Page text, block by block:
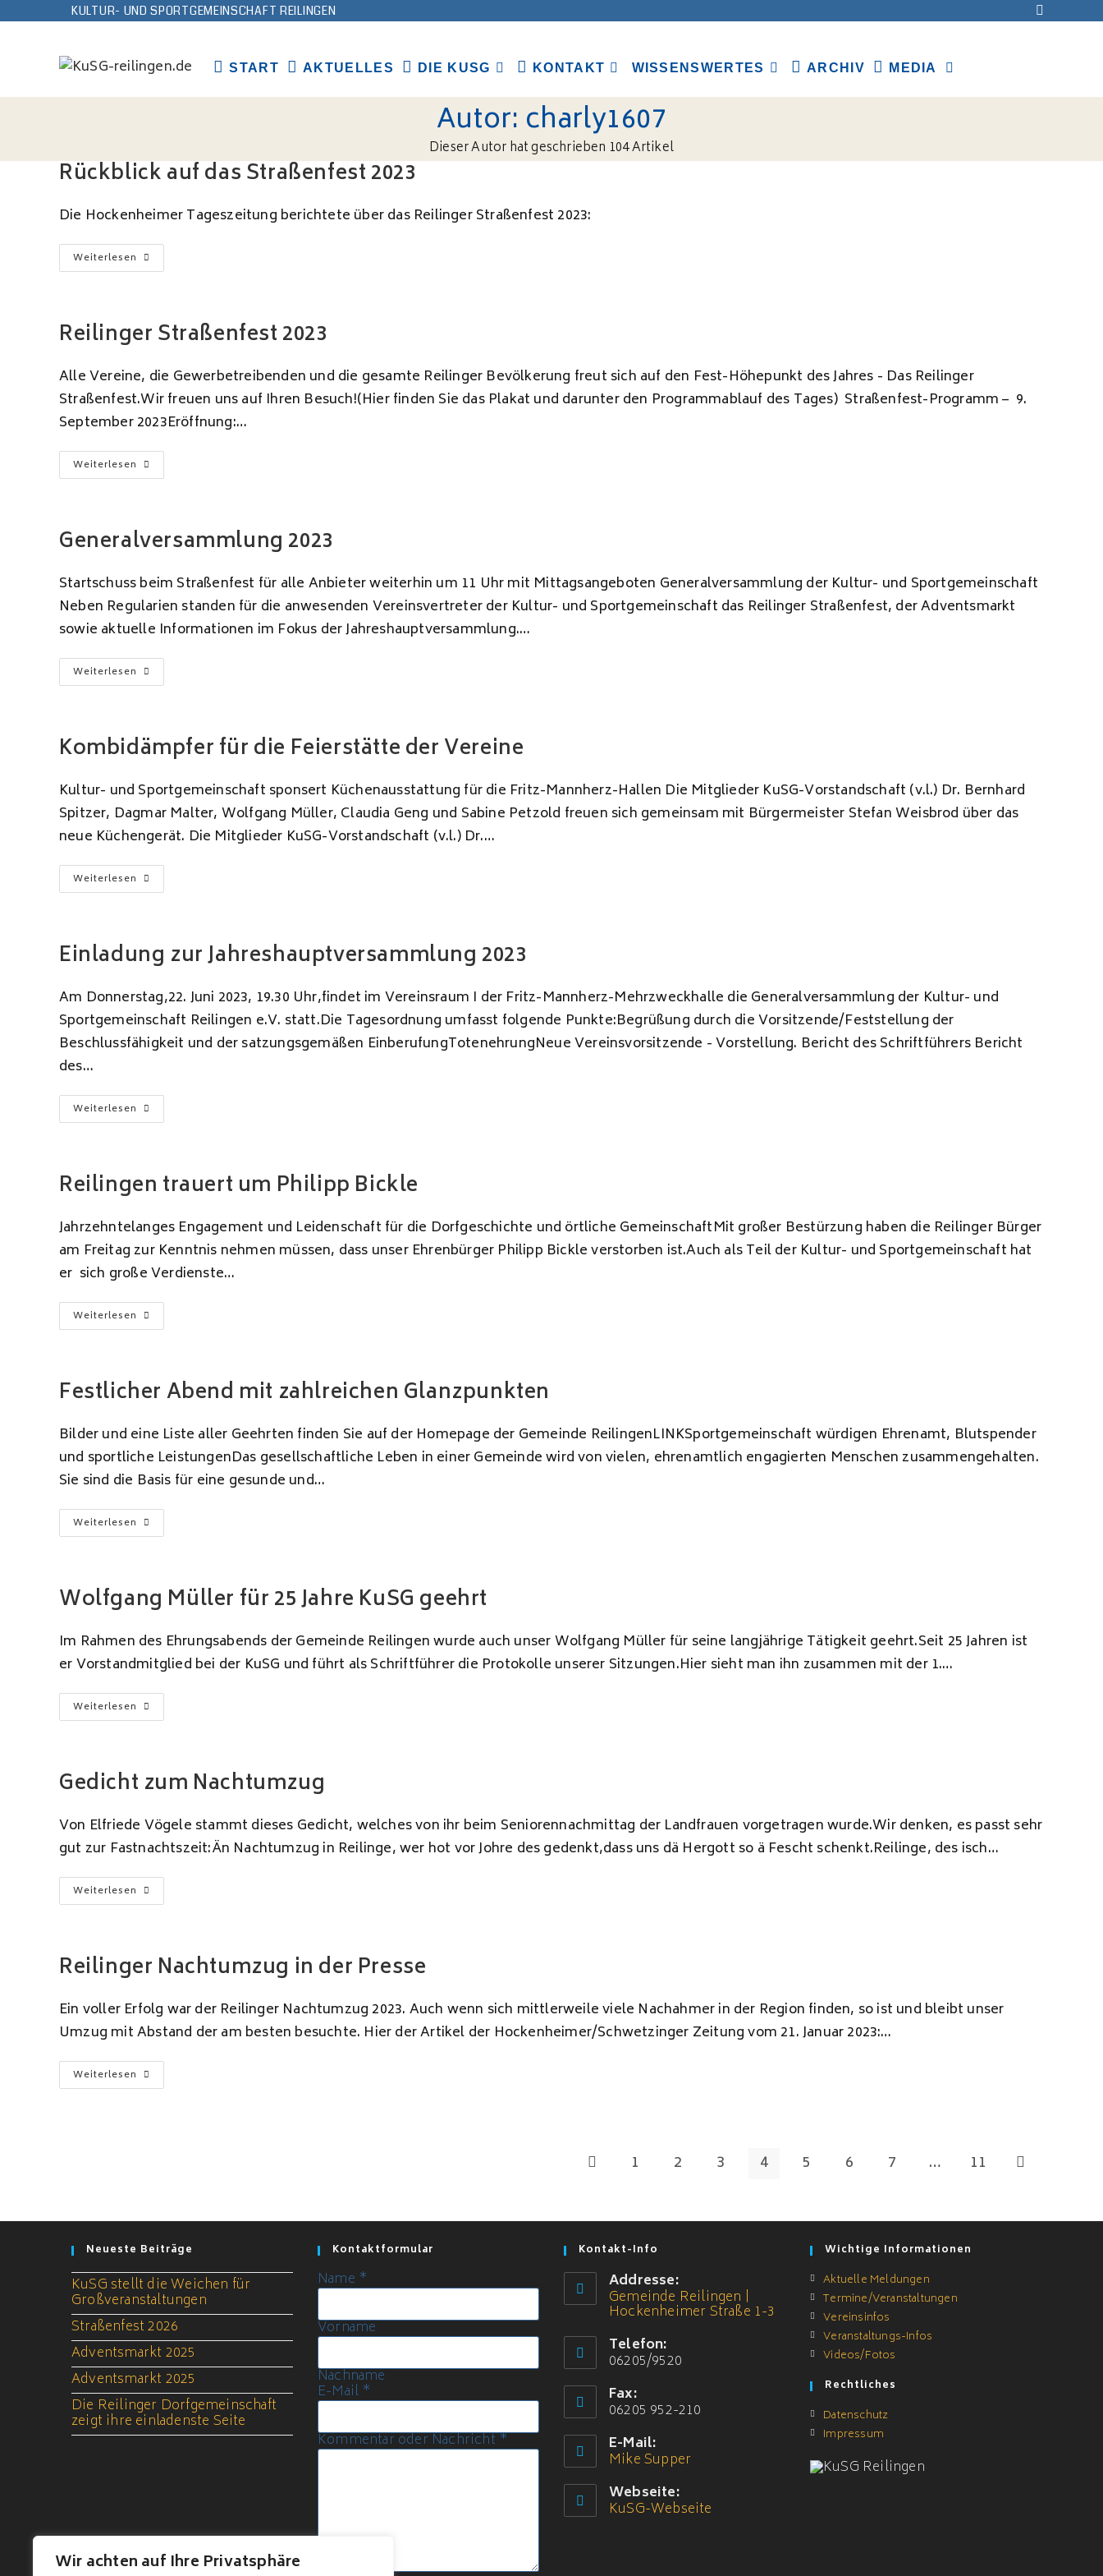
Wir achten auf Ihre Privatsphäre
KULTUR- UND SPORTGEMEINSCHAFT REILINGEN
START AKTUELLES DIE KUSG KONTAKT WISSENSWERTES ARCHIV MEDIA WEBSITE-
Autor: charly1607
Dieser Autor hat geschrieben 104 Artikel
Rückblick auf das Straßenfest 2023
Die Hockenheimer Tageszeitung berichtete über das Reilinger Straßenfest 2023:
Weiterlesen Rückblick
Auf
Reilinger Straßenfest 2023
Alle Vereine, die Gewerbetreibenden und die gesamte Reilinger Bevölkerung freut sich auf den Fest-Höhepunkt des Jahres - Das Reilinger
Straßenfest.Wir freuen uns auf Ihren Besuch!(Hier finden Sie das Plakat und darunter den Programmablauf des Tages) Straßenfest-Programm – 9.
September 2023Eröffnung:…
Weiterlesen Reilinger
Straßenfest
Generalversammlung 2023
Startschuss beim Straßenfest für alle Anbieter weiterhin um 11 Uhr mit Mittagsangeboten Generalversammlung der Kultur- und Sportgemeinschaft
Neben Regularien standen für die anwesenden Vereinsvertreter der Kultur- und Sportgemeinschaft das Reilinger Straßenfest, der Adventsmarkt
sowie aktuelle Informationen im Fokus der Jahreshauptversammlung.…
Weiterlesen Generalversammlung
2023
Kombidämpfer für die Feierstätte der Vereine
Kultur- und Sportgemeinschaft sponsert Küchenausstattung für die Fritz-Mannherz-Hallen Die Mitglieder KuSG-Vorstandschaft (v.l.) Dr. Bernhard
Spitzer, Dagmar Malter, Wolfgang Müller, Claudia Geng und Sabine Petzold freuen sich gemeinsam mit Bürgermeister Stefan Weisbrod über das
neue Küchengerät. Die Mitglieder KuSG-Vorstandschaft (v.l.) Dr.…
Weiterlesen Kombidämpfer
Für
Einladung zur Jahreshauptversammlung 2023
Am Donnerstag,22. Juni 2023, 19.30 Uhr,findet im Vereinsraum I der Fritz-Mannherz-Mehrzweckhalle die Generalversammlung der Kultur- und
Sportgemeinschaft Reilingen e.V. statt.Die Tagesordnung umfasst folgende Punkte:Begrüßung durch die Vorsitzende/Feststellung der
Beschlussfähigkeit und der satzungsgemäßen EinberufungTotenehrungNeue Vereinsvorsitzende - Vorstellung. Bericht des Schriftführers Bericht
des…
Weiterlesen Einladung
Zur
Reilingen trauert um Philipp Bickle
Jahrzehntelanges Engagement und Leidenschaft für die Dorfgeschichte und örtliche GemeinschaftMit großer Bestürzung haben die Reilinger Bürger
am Freitag zur Kenntnis nehmen müssen, dass unser Ehrenbürger Philipp Bickle verstorben ist.Auch als Teil der Kultur- und Sportgemeinschaft hat
er sich große Verdienste…
Weiterlesen Reilingen
Trauert
Festlicher Abend mit zahlreichen Glanzpunkten
Bilder und eine Liste aller Geehrten finden Sie auf der Homepage der Gemeinde ReilingenLINKSportgemeinschaft würdigen Ehrenamt, Blutspender
und sportliche LeistungenDas gesellschaftliche Leben in einer Gemeinde wird von vielen, ehrenamtlich engagierten Menschen zusammengehalten.
Sie sind die Basis für eine gesunde und…
Weiterlesen Festlicher
Abend
Wolfgang Müller für 25 Jahre KuSG geehrt
Im Rahmen des Ehrungsabends der Gemeinde Reilingen wurde auch unser Wolfgang Müller für seine langjährige Tätigkeit geehrt.Seit 25 Jahren ist
er Vorstandmitglied bei der KuSG und führt als Schriftführer die Protokolle unserer Sitzungen.Hier sieht man ihn zusammen mit der 1.…
Weiterlesen Wolfgang
Müller
Geehrt
Gedicht zum Nachtumzug
Von Elfriede Vögele stammt dieses Gedicht, welches von ihr beim Seniorennachmittag der Landfrauen vorgetragen wurde.Wir denken, es passt sehr
gut zur Fastnachtszeit:Än Nachtumzug in Reilinge, wer hot vor Johre des gedenkt,dass uns dä Hergott so ä Fescht schenkt.Reilinge, des isch…
Weiterlesen Gedicht
Zum
Reilinger Nachtumzug in der Presse
Ein voller Erfolg war der Reilinger Nachtumzug 2023. Auch wenn sich mittlerweile viele Nachahmer in der Region finden, so ist und bleibt unser
Umzug mit Abstand der am besten besuchte. Hier der Artikel der Hockenheimer/Schwetzinger Zeitung vom 21. Januar 2023:…
Weiterlesen Reilinger
Nachtumzug
Zur vorherigen Seite
1 2 3 4 5 6 7 … 11 Zur nächsten
Neueste Beiträge
KuSG stellt die Weichen für
Großveranstaltungen
Straßenfest 2026
Adventsmarkt 2025
Adventsmarkt 2025
Die Reilinger Dorfgemeinschaft
zeigt ihre einladenste Seite
Kontaktformular
Name *
Vorname
Nachname
E-Mail *
Kommentar oder Nachricht*
Kontakt-Info
Addresse:
Gemeinde Reilingen |
Hockenheimer Straße 1-3
in
a
new
Telefon:
06205/9520
Fax:
06205 952-210
E-Mail:
Mike Supper
application
Webseite:
KuSG-Webseite
Wichtige Informationen
Aktuelle Meldungen
Termine/Veranstaltungen
Vereinsinfos
Veranstaltungs-Infos
Videos/Fotos
Rechtliches
Datenschutz
Impressum